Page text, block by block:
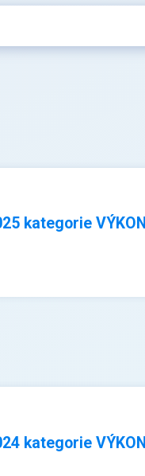
kategorie VÝKON
kategorie VÝKON